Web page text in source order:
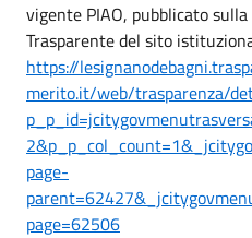
vigente PIAO, pubblicato
Trasparente del sito
https://
merito.it/web/trasparenza/
page-
page=62506